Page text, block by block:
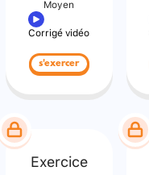
Moyen
Corrigé vidéo
s'exercer
Exercice